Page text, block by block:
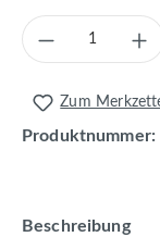
Produkt
Zum
Produktnummer:
Beschreibung